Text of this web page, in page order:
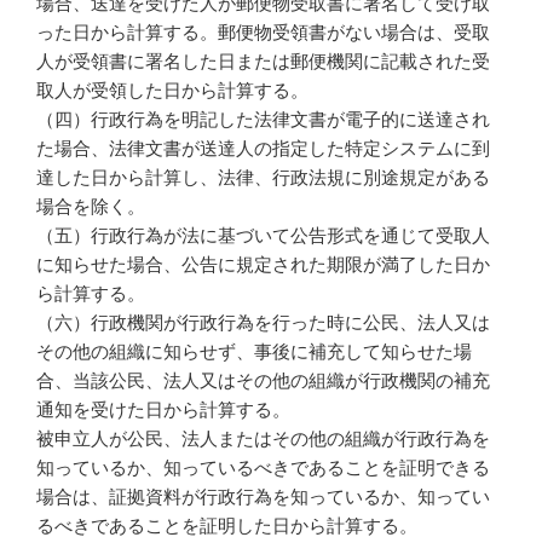
った日から計算する。郵便物受領書がない場合は、受取
人が受領書に署名した日または郵便機関に記載された受
取人が受領した日から計算する。
（四）行政行為を明記した法律文書が電子的に送達され
た場合、法律文書が送達人の指定した特定システムに到
達した日から計算し、法律、行政法規に別途規定がある
場合を除く。
（五）行政行為が法に基づいて公告形式を通じて受取人
に知らせた場合、公告に規定された期限が満了した日か
ら計算する。
（六）行政機関が行政行為を行った時に公民、法人又は
その他の組織に知らせず、事後に補充して知らせた場
合、当該公民、法人又はその他の組織が行政機関の補充
通知を受けた日から計算する。
被申立人が公民、法人またはその他の組織が行政行為を
知っているか、知っているべきであることを証明できる
場合は、証拠資料が行政行為を知っているか、知ってい
るべきであることを証明した日から計算する。